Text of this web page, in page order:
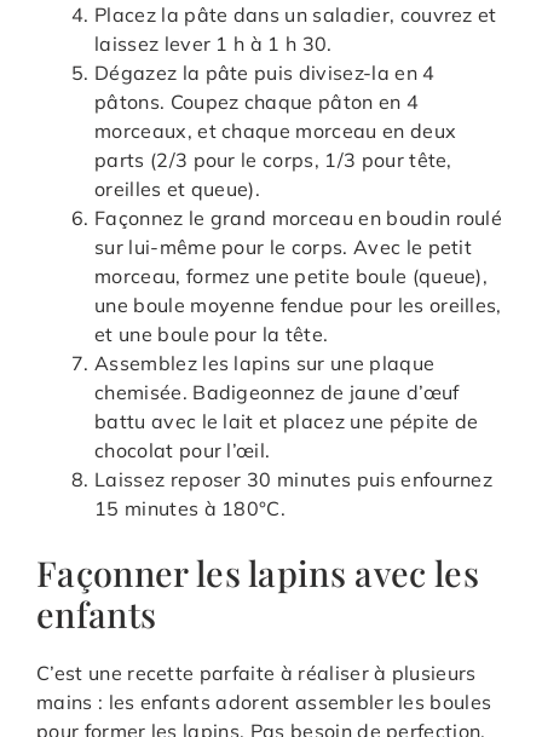
Placez la pâte dans un saladier, couvrez et
laissez lever 1 h à 1 h 30.
Dégazez la pâte puis divisez-la en 4
pâtons. Coupez chaque pâton en 4
morceaux, et chaque morceau en deux
parts (2/3 pour le corps, 1/3 pour tête,
oreilles et queue).
Façonnez le grand morceau en boudin roulé
sur lui-même pour le corps. Avec le petit
morceau, formez une petite boule (queue),
une boule moyenne fendue pour les oreilles,
et une boule pour la tête.
Assemblez les lapins sur une plaque
chemisée. Badigeonnez de jaune d’œuf
battu avec le lait et placez une pépite de
chocolat pour l’œil.
Laissez reposer 30 minutes puis enfournez
15 minutes à 180°C.
Façonner les lapins avec les
enfants
C’est une recette parfaite à réaliser à plusieurs
mains : les enfants adorent assembler les boules
pour former les lapins. Pas besoin de perfection,